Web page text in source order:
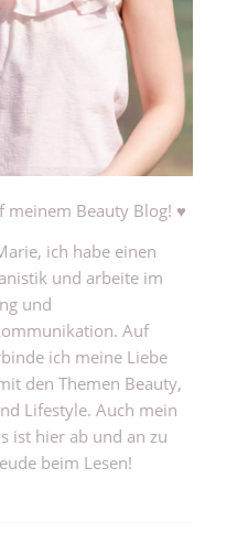
meinem Beauty Blog! ♥
ich habe einen
und arbeite im
und
Auf
ich meine Liebe
den Themen Beauty,
Lifestyle. Auch mein
ist hier ab und an zu
beim Lesen!